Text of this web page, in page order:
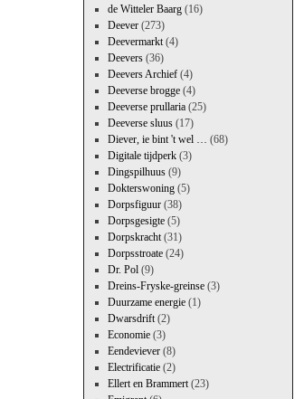
de Witteler Baarg(16)
Deever(273)
Deevermarkt(4)
Deevers(36)
Deevers Archief(4)
Deeverse brogge(4)
Deeverse prullaria(25)
Deeverse sluus(17)
Diever, ie bint 't wel … (68)
Digitale tijdperk(3)
Dingspilhuus(9)
Dokterswoning(5)
Dorpsfiguur(38)
Dorpsgesigte(5)
Dorpskracht(31)
Dorpsstroate(24)
Dr. Pol(9)
Dreins-Fryske-greinse(3)
Duurzame energie(1)
Dwarsdrift(2)
Economie(3)
Eendeviever(8)
Electrificatie(2)
Ellert en Brammert(23)